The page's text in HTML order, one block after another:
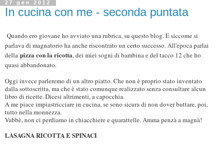
27 gen 2012
In cucina con me - seconda puntata
Quando ero giovane ho avviato una rubrica, su questo blog. E siccome si
parlava di magnatorio ha anche riscontrato un certo successo. All'epoca parlai
della pizza con la ricotta, dei miei sogni di bambina e del tacco 12 che ho
quasi abbandonato.
Oggi invece parleremo di un altro piatto. Che non è proprio stato inventato
dalla sottoscritta, ma che è stato comunque realizzato senza consultare alcun
libro di ricette. Dicesi altrimenti, a capocchia.
A me piace impiastricciare in cucina, se sono sicura di non dover buttare, poi,
tutto nella monnezza.
Vabbè, non ci perdiamo in chiacchiere e quarattelle. Amma penzà a magnà!
LASAGNA RICOTTA E SPINACI